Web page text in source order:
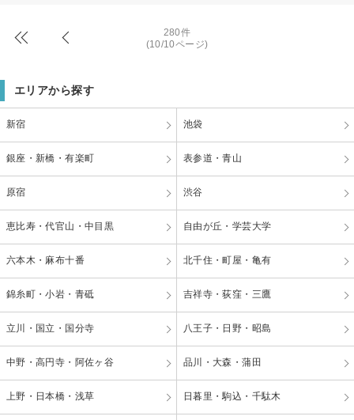
280件
(10/10ページ)
エリアから探す
新宿 池袋
銀座・新橋・有楽町 表参道・青山
原宿 渋谷
恵比寿・代官山・中目黒 自由が丘・学芸大学
六本木・麻布十番 北千住・町屋・亀有
錦糸町・小岩・青砥 吉祥寺・荻窪・三鷹
立川・国立・国分寺 八王子・日野・昭島
中野・高円寺・阿佐ヶ谷 品川・大森・蒲田
上野・日本橋・浅草 日暮里・駒込・千駄木